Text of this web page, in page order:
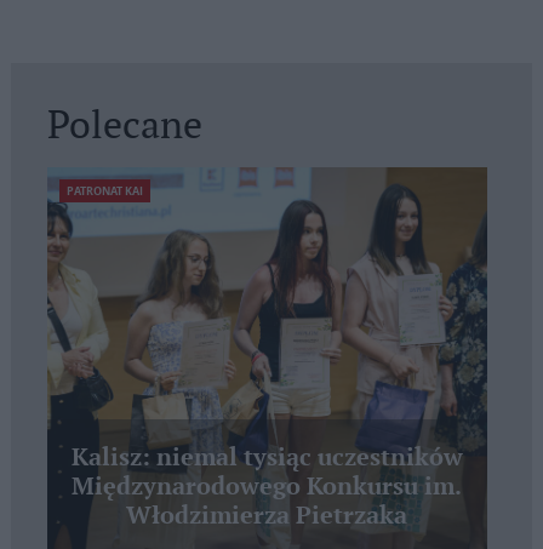
Polecane
PATRONAT KAI
Kalisz: niemal tysiąc uczestników
Międzynarodowego Konkursu im.
Włodzimierza Pietrzaka